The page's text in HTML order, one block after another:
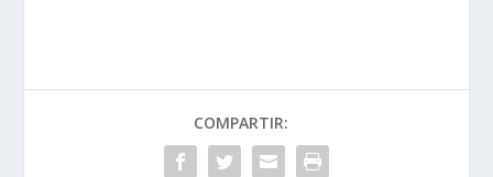
COMPARTIR: